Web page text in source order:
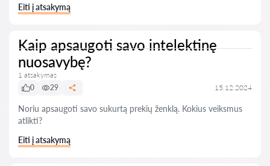
Eiti į atsakymą
Kaip apsaugoti savo intelektinę
nuosavybę?
1 atsakymas
0
29 15.12.2024
Noriu apsaugoti savo sukurtą prekių ženklą. Kokius veiksmus
atlikti?
Eiti į atsakymą